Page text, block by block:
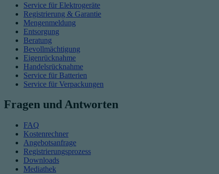
Service für Elektrogeräte
Registrierung & Garantie
Mengenmeldung
Entsorgung
Beratung
Bevollmächtigung
Eigenrücknahme
Handelsrücknahme
Service für Batterien
Service für Verpackungen
Fragen und Antworten
FAQ
Kostenrechner
Angebotsanfrage
Registrierungsprozess
Downloads
Mediathek